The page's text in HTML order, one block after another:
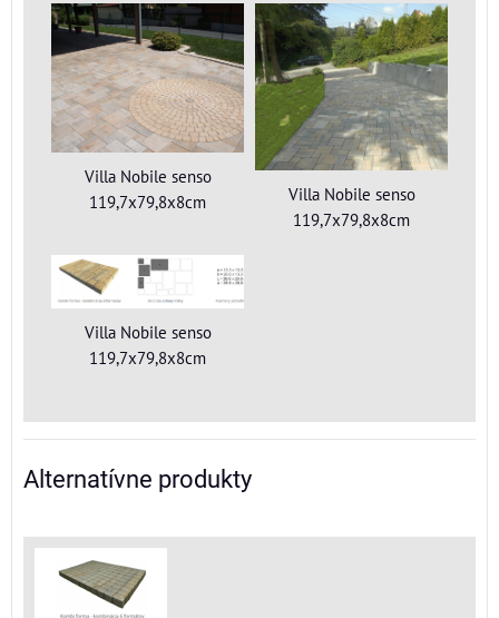
Villa Nobile senso
119,7x79,8x8cm
Villa Nobile senso
119,7x79,8x8cm
Villa Nobile senso
119,7x79,8x8cm
Alternatívne produkty